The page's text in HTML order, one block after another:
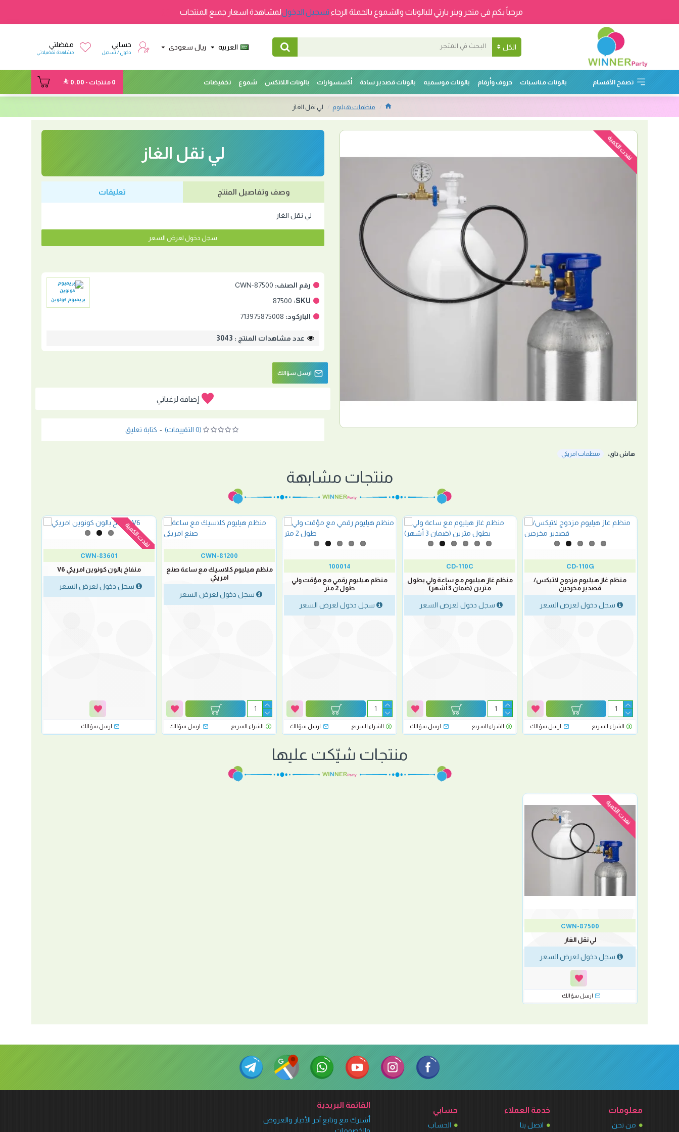
مرحباً بكم فى متجر وينر بارتي للبالونات والشموع بالجملة الرجاء تسجيل الدخوللمشاهدة اسعار جميع المنتجات
الكل العربيه ريال سعودى حسابي
دخول / تسجيل
مفضلتي
مشاهدة تفضيلاتي
تصفح الأقسام بالونات مناسبات حروف وأرقام بالونات موسميه بالونات قصدير سادة أكسسوارات بالونات اللاتكس شموع تخفيضات 0 منتجات - 0.00
منظمات هيليوم لي نقل الغاز
نفدت الكمية لي نقل الغاز
وصف وتفاصيل المنتج تعليقات
لي نقل الغاز
رقم الصنف: CWN-87500
SKU:
87500
الباركود: 713975875008
بريميوم كونوين
عدد مشاهدات المنتج : 3043
(0 التقييمات) - كتابة تعليق
سجل دخول لعرض السعر
ارسل سؤالك
إضافة لرغباتي
هاش تاق: منظمات امريكي
منتجات مشابهة
CD-110G
منظم غاز هيليوم مزدوج لاتيكس/
قصدير مخرجين
سجل دخول لعرض السعر
الشراء السريع ارسل سؤالك
CD-110C
منظم غاز هيليوم مع ساعة ولي بطول
مترين (ضمان 3 أشهر)
سجل دخول لعرض السعر
الشراء السريع ارسل سؤالك
100014
منظم هيليوم رقمي مع مؤقت ولي
طول 2 متر
سجل دخول لعرض السعر
الشراء السريع ارسل سؤالك
CWN-81200
منظم هيليوم كلاسيك مع ساعة صنع
امريكي
سجل دخول لعرض السعر
الشراء السريع ارسل سؤالك
نفدت الكمية
CWN-83601
منفاخ بالون كونوين امريكي V6
سجل دخول لعرض السعر
ارسل سؤالك
منتجات شيّكت عليها
نفدت الكمية
CWN-87500
لي نقل الغاز
سجل دخول لعرض السعر
ارسل سؤالك
معلومات
من نحن
خدمة العملاء
اتصل بنا
حسابي
الحساب
القائمة البريدية
أشترك مع وتابع آخر الأخبار والعروض